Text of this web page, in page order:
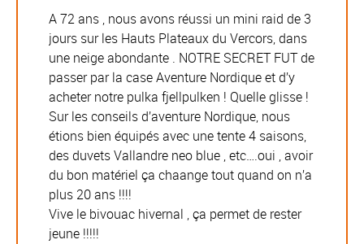
A 72 ans , nous avons réussi un mini raid de 3
jours sur les Hauts Plateaux du Vercors, dans
une neige abondante . NOTRE SECRET FUT de
passer par la case Aventure Nordique et d’y
acheter notre pulka fjellpulken ! Quelle glisse !
Sur les conseils d’aventure Nordique, nous
étions bien équipés avec une tente 4 saisons,
des duvets Vallandre neo blue , etc….oui , avoir
du bon matériel ça chaange tout quand on n’a
plus 20 ans !!!!
Vive le bivouac hivernal , ça permet de rester
jeune !!!!!